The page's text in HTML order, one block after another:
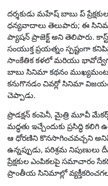
దర్శకుడు మహేష్ బాబు ప్ ప్రేక్షకుల
ధన్యవాదాలు తెలుపారు; ఈ
ప్యాషన్ ప్రాజెక్ట్ అని తెలిపారు.
సంయుక్త ప్రయత్నం స్పష్టంగా
సాంకేతిక కళలో మరియు
బాబు సినిమా కథనం
కనుగొనడం చివర్లో సినిమా
చెప్పాడు.
ప్రొడక్షన్ కంపెనీ, మైత్రి మూవీ
మద్ధతు ఇచ్చేందుకు ప్రసిద్ధి
ఆ ధోరణిని కొనసాగించవచ్చని
ఉన్నప్పుడు, పరిశ్రమ
ప్రేక్షకుల ఎంపికలపై సమాచారం
ప్రాంతీయ సినిమాల్లో